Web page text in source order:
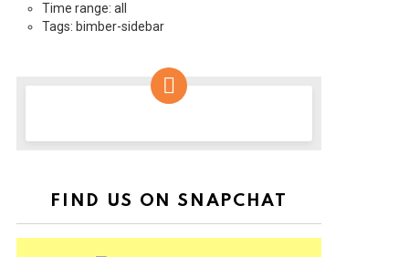
Time range: all
Tags: bimber-sidebar
FIND US ON SNAPCHAT